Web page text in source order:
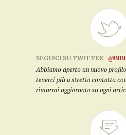
SEGUICI SU TWITTER
Abbiamo aperto un nuovo
tenerci più a stretto contatto
rimarrai aggiornato su ogni